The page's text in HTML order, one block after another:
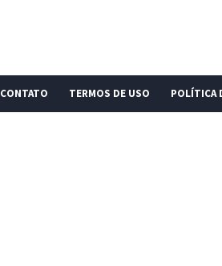
CONTATO TERMOS DE USO POLÍTICA